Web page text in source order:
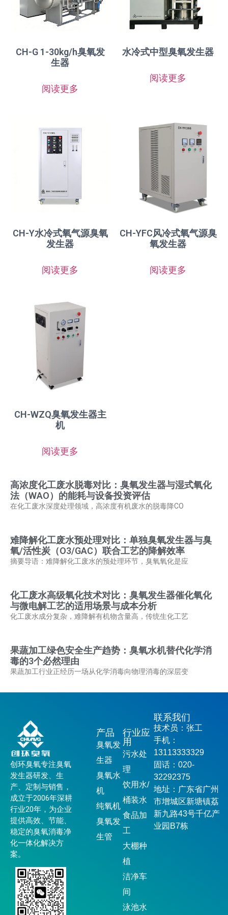
CH-G 1-30kg/h臭氧发
生器
阅读更多
水冷式中型臭氧发生器
阅读更多
CH-Y水冷式氧气源臭氧
发生器
阅读更多
CH-YFC风冷式氧气源臭
氧发生器
阅读更多
CH-WZQ臭氧发生器主
机
阅读更多
高浓度化工废水脱毒对比：臭氧发生器与湿式氧化
法（WAO）的能耗与设备投资评估
在化工废水深度处理领域，高浓度有机废水的脱毒降CO
难降解化工废水预处理对比：单独臭氧发生器与臭
氧/活性炭（O3/GAC）联合工艺的降解效率
摘要导语：难降解化工废水的预处理环节，臭氧氧化是应
化工废水高级氧化技术对比：臭氧发生器催化氧化
与微电解工艺的适用场景与成本分析
化工废水成分复杂，难降解有机物含量高，传统生化工艺
果蔬加工绿色安全生产趋势：臭氧水机替代化学消
毒的3个必然理由
果蔬加工行业正经历一场从化学消毒向物理消毒的深层变
创环臭氧专注臭氧
发生器研发、生
产、定制与销售，
成立于2006年深耕
行业20年，为企业
提供高效、节能、
稳定的臭氧消毒净
化一体化解决方
案。
产品
臭氧发
生器
臭氧水
机
纯氧机
臭氧发
生管
行业应
用
污水处
理
饮用水/
桶装水
食品加
工
大棚种
植
洁净车
间
泳池水
联系我们
技术员：张工
手机：
13113333329
固话：020-
32292375
地址：广东省广州
市增城区新塘镇荔
新九路43号千亿产
业园B7栋